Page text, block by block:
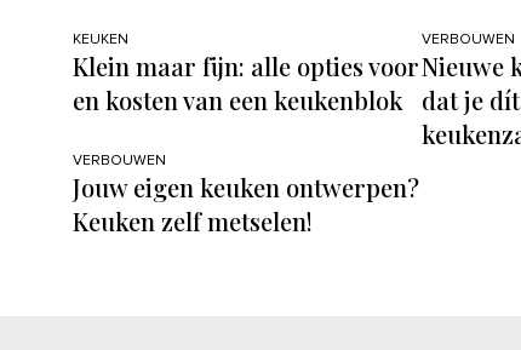
KEUKEN
Klein maar fijn: alle opties voor
en kosten van een keukenblok
VERBOUWEN
Nieuwe
dat je
VERBOUWEN
Jouw eigen keuken ontwerpen?
Keuken zelf metselen!